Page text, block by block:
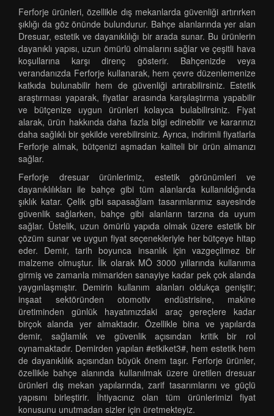
Ferforje ürünleri, özellikle dış mekanlarda güvenliği artırırken
şıklığı da göz önünde bulundurur. Bahçe alanlarında yer alan
Dresuar, estetik ve dayanıklılığı bir arada sunar. Bu ürünlerin
dayanıklı yapısı, uzun ömürlü olmalarını sağlar ve çeşitli hava
koşullarına karşı direnç gösterir. Bahçenizde veya
verandanızda Ferforje kullanarak, hem çevre düzenlemenize
katkıda bulunabilir hem de güvenliği artırabilirsiniz. Estetik
araştırması yaparak, fiyatlar arasında karşılaştırma yapabilir
ve bütçenize uygun ürünleri kolayca bulabilirsiniz. Fiyat
alarak, ürün hakkında daha fazla bilgi edinebilir ve kararınızı
daha sağlıklı bir şekilde verebilirsiniz. Ayrıca, indirimli fiyatlarla
Ferforje almak, bütçenizi aşmadan kaliteli bir ürün almanızı
sağlar.
Ferforje dresuar ürünlerimiz, estetik görünümleri ve
dayanıklılıkları ile bahçe gibi tüm alanlarda kullanıldığında
şıklık katar. Çelik gibi sapasağlam tasarımlarımız sayesinde
güvenlik sağlarken, bahçe gibi alanların tarzına da uyum
sağlar. Üstelik, uzun ömürlü yapıda olmak üzere estetik bir
çözüm sunar ve uygun fiyat seçenekleriyle her bütçeye hitap
eder. Demir, tarih boyunca insanlık için vazgeçilmez bir
malzeme olmuştur. İlk olarak MÖ 3000 yıllarında kullanıma
girmiş ve zamanla mimariden sanayiye kadar pek çok alanda
yaygınlaşmıştır. Demirin kullanım alanları oldukça geniştir;
inşaat sektöründen otomotiv endüstrisine, makine
üretiminden günlük hayatımızdaki araç gereçlere kadar
birçok alanda yer almaktadır. Özellikle bina ve yapılarda
demir, sağlamlık ve güvenlik açısından kritik bir rol
oynamaktadır. Demirden yapılan #etkiket3#, hem estetik hem
de dayanıklılık açısından büyük önem taşır. Ferforje ürünler,
özellikle bahçe alanında kullanılmak üzere üretilen dresuar
ürünleri dış mekan yapılarında, zarif tasarımlarını ve güçlü
yapısını birleştirir. İhtiyacınız olan tüm ürünlerimizi fiyat
konusunu unutmadan sizler için üretmekteyiz.